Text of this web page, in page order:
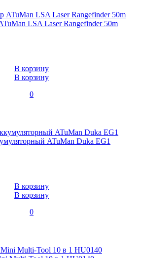
LSA Laser Rangefinder 50m
В корзину
В корзину
0
ATuMan Duka EG1
В корзину
В корзину
0